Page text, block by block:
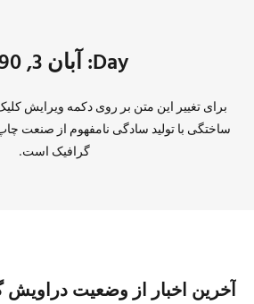
Day: آبان 3, 1390
برای تغییر این متن بر روی دکمه ویرایش
ساختگی با تولید سادگی نامفهوم از صنعت
گرافیک است.
آخرین اخبار از وضعیت دراویش